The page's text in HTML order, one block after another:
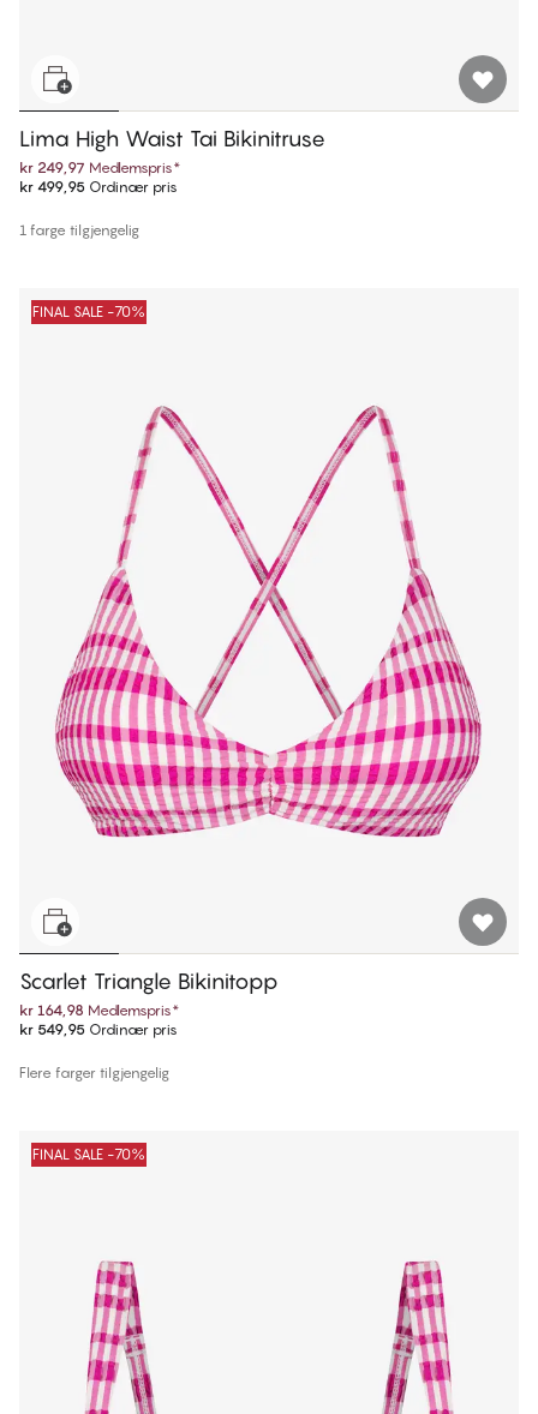
Lima High Waist Tai Bikinitruse
kr 249,97 Medlemspris*
kr 499,95 Ordinær pris
1 farge tilgjengelig
FINAL SALE -70%
Scarlet Triangle Bikinitopp
kr 164,98 Medlemspris*
kr 549,95 Ordinær pris
Flere farger tilgjengelig
FINAL SALE -70%